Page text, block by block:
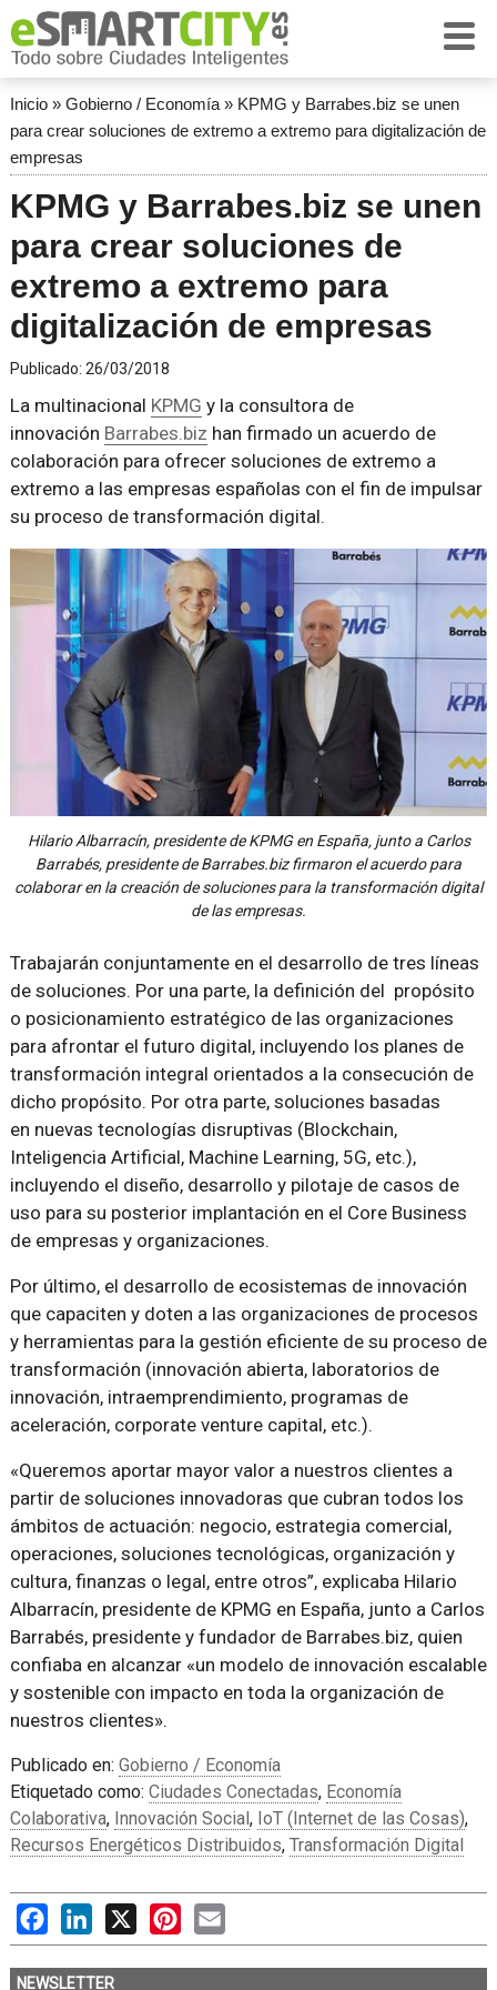
Inicio» Gobierno / Economía» KPMG y Barrabes.biz se unen
para crear soluciones de extremo a extremo para digitalización de
empresas
KPMG y Barrabes.biz se unen
para crear soluciones de
extremo a extremo para
digitalización de empresas
Publicado: 26/03/2018
La multinacional KPMG y la consultora de
innovación Barrabes.biz han firmado un acuerdo de
colaboración para ofrecer soluciones de extremo a
extremo a las empresas españolas con el fin de impulsar
su proceso de transformación digital.
Hilario Albarracín, presidente de KPMG en España, junto a Carlos
Barrabés, presidente de Barrabes.biz firmaron el acuerdo para
colaborar en la creación de soluciones para la transformación digital
de las empresas.
Trabajarán conjuntamente en el desarrollo de tres líneas
de soluciones. Por una parte, la definición del propósito
o posicionamiento estratégico de las organizaciones
para afrontar el futuro digital, incluyendo los planes de
transformación integral orientados a la consecución de
dicho propósito. Por otra parte, soluciones basadas
en nuevas tecnologías disruptivas (Blockchain,
Inteligencia Artificial, Machine Learning, 5G, etc.),
incluyendo el diseño, desarrollo y pilotaje de casos de
uso para su posterior implantación en el Core Business
de empresas y organizaciones.
Por último, el desarrollo de ecosistemas de innovación
que capaciten y doten a las organizaciones de procesos
y herramientas para la gestión eficiente de su proceso de
transformación (innovación abierta, laboratorios de
innovación, intraemprendimiento, programas de
aceleración, corporate venture capital, etc.).
«Queremos aportar mayor valor a nuestros clientes a
partir de soluciones innovadoras que cubran todos los
ámbitos de actuación: negocio, estrategia comercial,
operaciones, soluciones tecnológicas, organización y
cultura, finanzas o legal, entre otros”, explicaba Hilario
Albarracín, presidente de KPMG en España, junto a Carlos
Barrabés, presidente y fundador de Barrabes.biz, quien
confiaba en alcanzar «un modelo de innovación escalable
y sostenible con impacto en toda la organización de
nuestros clientes».
Publicado en: Gobierno / Economía
Etiquetado como: Ciudades Conectadas, Economía
Colaborativa, Innovación Social, IoT (Internet de las Cosas),
Recursos Energéticos Distribuidos, Transformación Digital
FacebookLinkedIn
X PinterestEmail
NEWSLETTER